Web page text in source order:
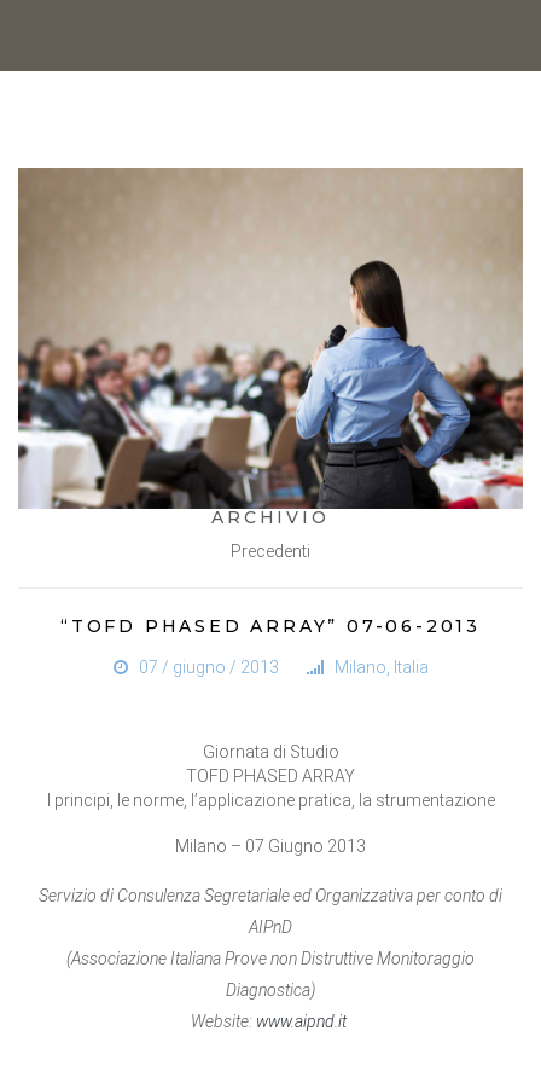
ARCHIVIO
Precedenti
“TOFD PHASED ARRAY” 07-06-2013
07 / giugno / 2013 Milano, Italia
Giornata di Studio
TOFD PHASED ARRAY
I principi, le norme, l’applicazione pratica, la strumentazione
Milano – 07 Giugno 2013
Servizio di Consulenza Segretariale ed Organizzativa per conto di
AIPnD
(Associazione Italiana Prove non Distruttive Monitoraggio
Diagnostica)
Website: www.aipnd.it